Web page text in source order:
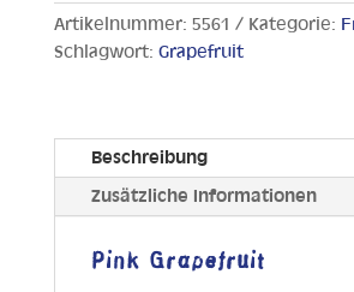
Artikelnummer: 5561 Kategorie:
Schlagwort: Grapefruit
Beschreibung
Zusätzliche Informationen
Pink Grapefruit